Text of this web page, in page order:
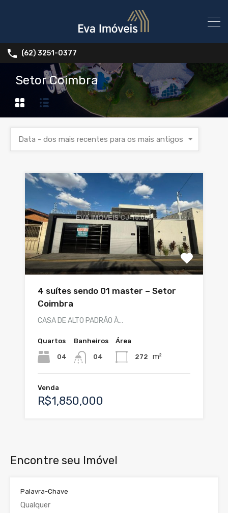
(62) 3251-0377
Setor Coimbra
Data - dos mais recentes para os mais antigos
4 suítes sendo 01 master – Setor
Coimbra
CASA DE ALTO PADRÃO À…
Quartos
04
Banheiros
04
Área
272 m²
Venda
R$1,850,000
Encontre seu Imóvel
Palavra-Chave